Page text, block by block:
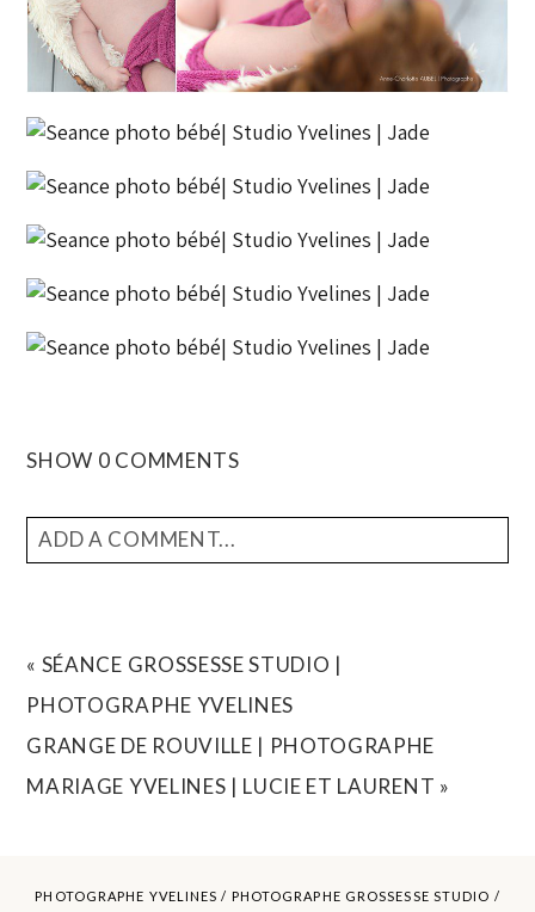
SHOW 0 COMMENTS
ADD A COMMENT...
« SÉANCE GROSSESSE STUDIO |
PHOTOGRAPHE YVELINES
GRANGE DE ROUVILLE | PHOTOGRAPHE
MARIAGE YVELINES | LUCIE ET LAURENT »
PHOTOGRAPHE YVELINES / PHOTOGRAPHE GROSSESSE STUDIO /